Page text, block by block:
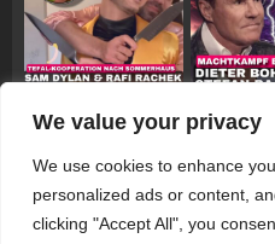
We value your privacy
We use cookies to enhance
personalized ads or content,
clicking "Accept All", you
Follow on